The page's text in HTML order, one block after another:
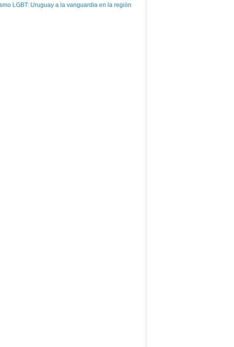
LGBT: Uruguay a la vanguardia en la región